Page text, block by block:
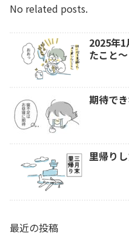
No related posts.
2025年
たこと～
期待で
里帰り
最近の投稿